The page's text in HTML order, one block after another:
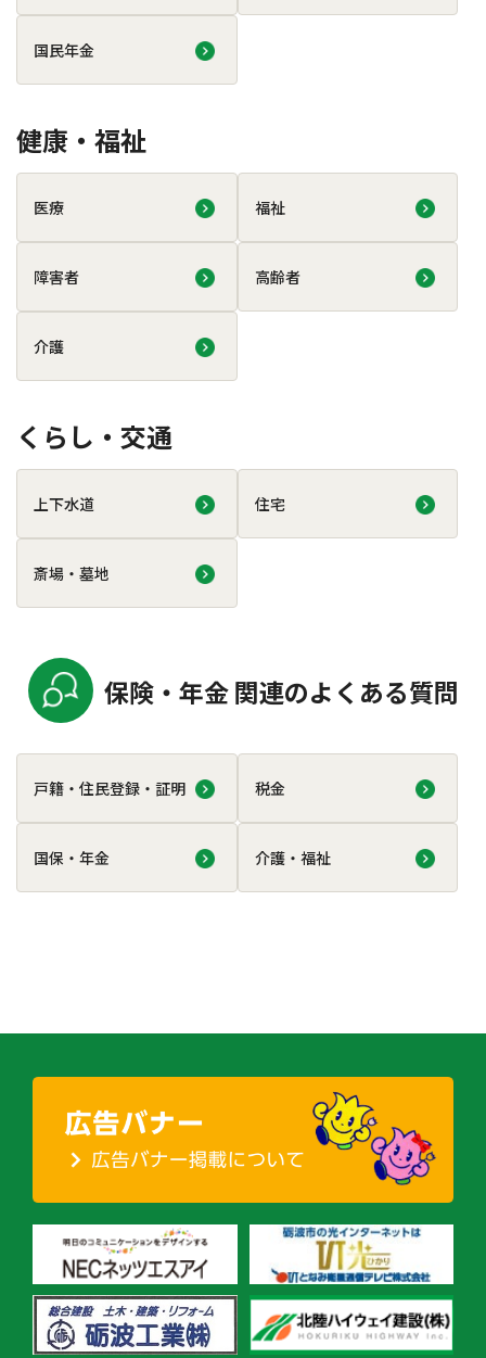
国民年金
健康・福祉
医療 福祉
障害者 高齢者
介護
くらし・交通
上下水道 住宅
斎場・墓地
保険・年金 関連のよくある質問
戸籍・住民登録・証明 税金
国保・年金 介護・福祉